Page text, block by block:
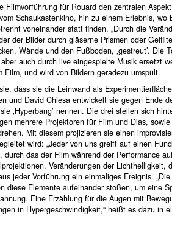
Filmvorführung für Rouard den zentralen
Schaukastenkino, hin zu einem Erlebnis, wo
voneinander statt finden. „Durch die
der Bilder durch gläserne Prismen oder
Wände und den Fußboden, ‚gestreut’. Die
auch durch live eingespielte Musik ersetzt
Film, und wird von Bildern geradezu umspült.
dass sie die Leinwand als
und David Chiesa entwickelt sie gegen Ende
‚Hyperbang’ nennen. Die drei stellen sich
mehrere Projektoren für Film und Dias,
Mit diesem projizieren sie einen
wird: „Jeder von uns greift auf einen
durch das der Film während der Performance
Veränderungen der Lichthelligkeit,
jeder Vorführung ein einmaliges Ereignis.
diese Elemente aufeinander stoßen, um eine
Eine Erzählung für die Augen mit
in Hypergeschwindigkeit,“ heißt es dazu in